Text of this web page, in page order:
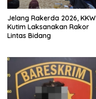
Jelang Rakerda 2026, KKW
Kutim Laksanakan Rakor
Lintas Bidang